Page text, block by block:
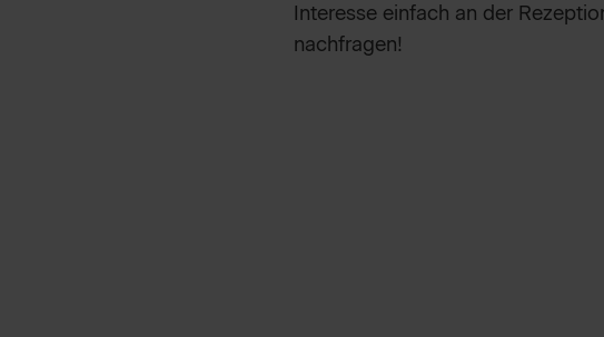
Interesse einfach an der
nachfragen!